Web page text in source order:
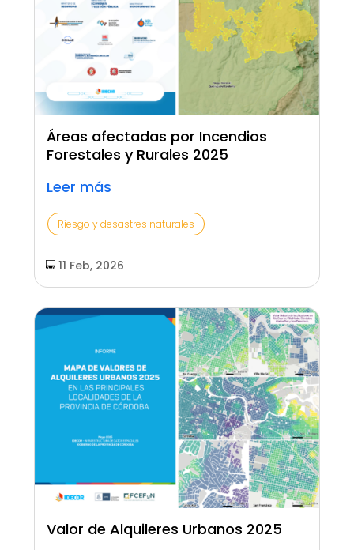
Áreas afectadas por Incendios
Forestales y Rurales 2025
Leer más
Riesgo y desastres naturales
11 Feb, 2026
Valor de Alquileres Urbanos 2025